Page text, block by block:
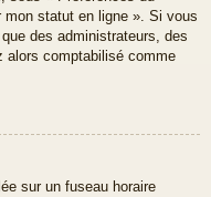
mon statut en ligne ». Si vous
des administrateurs, des
alors comptabilisé comme
sur un fuseau horaire